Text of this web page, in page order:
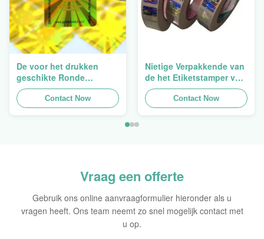
De voor het drukken
geschikte Ronde
Verpakkende
Holografische
Zelfklevende Bladen van
Contact Now
Nietige Verpakkende van
de het Etiketstamper van
de Hologramveiligheid
Duidelijke het
Hologramsticker Logo
Contact Now
Vraag een offerte
Gebruik ons online aanvraagformulier hieronder als u
vragen heeft. Ons team neemt zo snel mogelijk contact met
u op.